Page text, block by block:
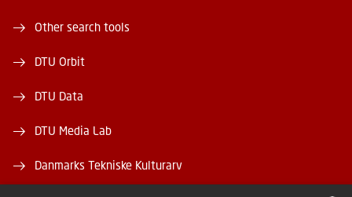
Other search tools
DTU Orbit
DTU Data
DTU Media Lab
Danmarks Tekniske Kulturarv